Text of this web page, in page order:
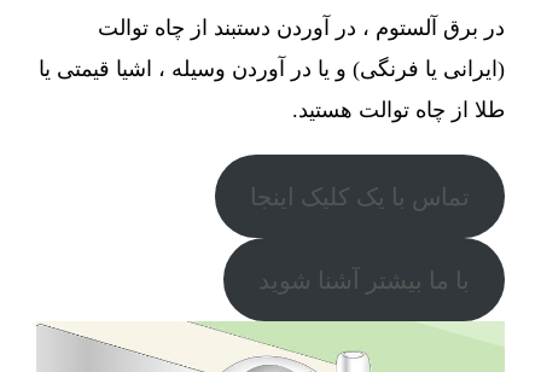
در برق آلستوم ، در آوردن دستبند از چاه توالت
(ایرانی یا فرنگی) و یا در آوردن وسیله ، اشیا قیمتی یا
طلا از چاه توالت هستید.
تماس با یک کلیک اینجا
با ما بیشتر آشنا شوید